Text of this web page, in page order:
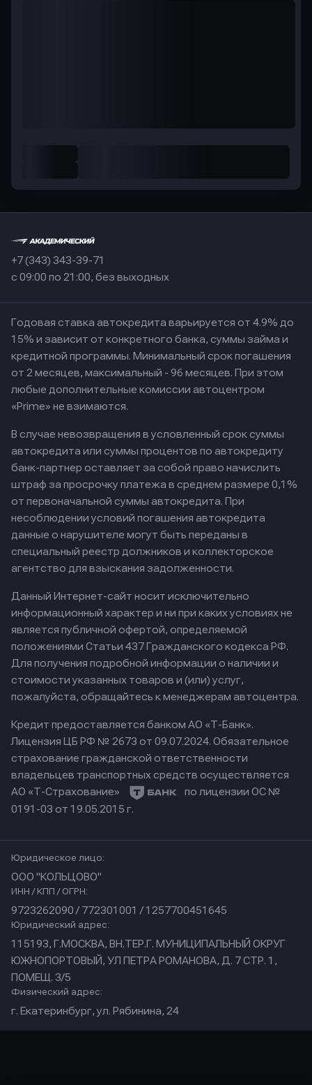
+7 (343) 343-39-71
с 09:00 по 21:00, без выходных
Годовая ставка автокредита варьируется от 4.9% до
15% и зависит от конкретного банка, суммы займа и
кредитной программы. Минимальный срок погашения
от 2 месяцев, максимальный - 96 месяцев. При этом
любые дополнительные комиссии автоцентром
«Prime» не взимаются.
В случае невозвращения в условленный срок суммы
автокредита или суммы процентов по автокредиту
банк-партнер оставляет за собой право начислить
штраф за просрочку платежа в среднем размере 0,1%
от первоначальной суммы автокредита. При
несоблюдении условий погашения автокредита
данные о нарушителе могут быть переданы в
специальный реестр должников и коллекторское
агентство для взыскания задолженности.
Данный Интернет-сайт носит исключительно
информационный характер и ни при каких условиях не
является публичной офертой, определяемой
положениями Статьи 437 Гражданского кодекса РФ.
Для получения подробной информации о наличии и
стоимости указанных товаров и (или) услуг,
пожалуйста, обращайтесь к менеджерам автоцентра.
Кредит предоставляется банком АО «Т-Банк».
Лицензия ЦБ РФ № 2673 от 09.07.2024. Обязательное
страхование гражданской ответственности
владельцев транспортных средств осуществляется
АО «Т-Страхование»
по лицензии ОС №
0191-03 от 19.05.2015 г.
Юридическое лицо:
ООО "КОЛЬЦОВО"
ИНН / КПП / ОГРН:
9723262090 / 772301001 / 1257700451645
Юридический адрес:
115193, Г.МОСКВА, ВН.ТЕР.Г. МУНИЦИПАЛЬНЫЙ ОКРУГ
ЮЖНОПОРТОВЫЙ, УЛ ПЕТРА РОМАНОВА, Д. 7 СТР. 1,
ПОМЕЩ. 3/5
Физический адрес:
г. Екатеринбург, ул. Рябинина, 24